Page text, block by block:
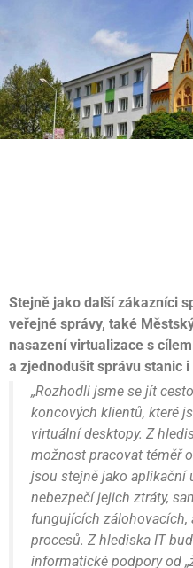
Stejně jako další zákazníci
veřejné správy, také
nasazení virtualizace s
a zjednodušit správu stanic
„Rozhodli jsme se jít
koncových klientů, které
virtuální desktopy. Z
možnost pracovat téměř
jsou stejně jako aplikační
nebezpečí jejich ztráty,
fungujících zálohovacích,
procesů. Z hlediska IT
informatické podpory od